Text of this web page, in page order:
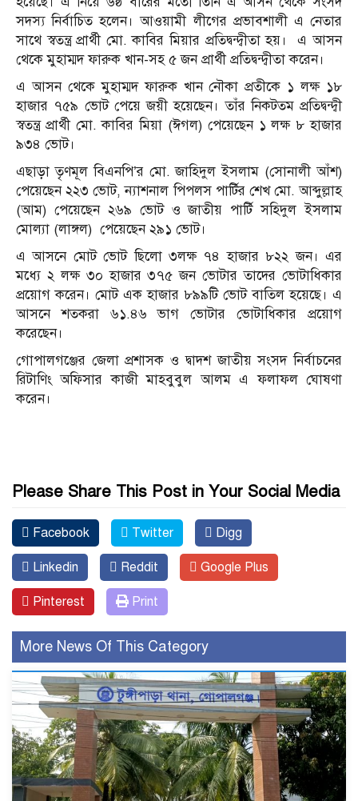
সদস্য নির্বাচিত হলেন। আওয়ামী লীগের প্রভাবশালী এ নেতার
সাথে স্বতন্ত্র প্রার্থী মো. কাবির মিয়ার প্রতিদ্বন্দ্বীতা হয়। এ আসন
থেকে মুহাম্মদ ফারুক খান-সহ ৫ জন প্রার্থী প্রতিদ্বন্দ্বীতা করেন।
এ আসন থেকে মুহাম্মদ ফারুক খান নৌকা প্রতীকে ১ লক্ষ ১৮
হাজার ৭৫৯ ভোট পেয়ে জয়ী হয়েছেন। তাঁর নিকটতম প্রতিদ্বন্দ্বী
স্বতন্ত্র প্রার্থী মো. কাবির মিয়া (ঈগল) পেয়েছেন ১ লক্ষ ৮ হাজার
৯৩৪ ভোট।
এছাড়া তৃণমূল বিএনপি’র মো. জাহিদুল ইসলাম (সোনালী আঁশ)
পেয়েছেন ২২৩ ভোট, ন্যাশনাল পিপলস পার্টির শেখ মো. আব্দুল্লাহ
(আম) পেয়েছেন ২৬৯ ভোট ও জাতীয় পার্টি সহিদুল ইসলাম
মোল্যা (লাঙ্গল) পেয়েছেন ২৯১ ভোট।
এ আসনে মোট ভোট ছিলো ৩লক্ষ ৭৪ হাজার ৮২২ জন। এর
মধ্যে ২ লক্ষ ৩০ হাজার ৩৭৫ জন ভোটার তাদের ভোটাধিকার
প্রয়োগ করেন। মোট এক হাজার ৮৯৯টি ভোট বাতিল হয়েছে। এ
আসনে শতকরা ৬১.৪৬ ভাগ ভোটার ভোটাধিকার প্রয়োগ
করেছেন।
গোপালগঞ্জের জেলা প্রশাসক ও দ্বাদশ জাতীয় সংসদ নির্বাচনের
রিটাণিং অফিসার কাজী মাহবুবুল আলম এ ফলাফল ঘোষণা
করেন।
Please Share This Post in Your Social Media
Facebook Twitter Digg
Linkedin Reddit Google Plus
Pinterest Print
More News Of This Category